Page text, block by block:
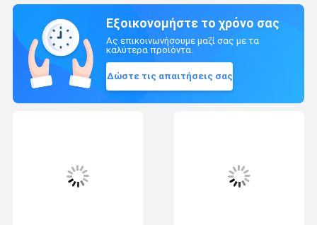
Εξοικονομήστε το χρόνο σας
Ας επικοινωνήσουμε μαζί σας με τα
καλύτερα προϊόντα.
Δώστε τις απαιτήσεις σας